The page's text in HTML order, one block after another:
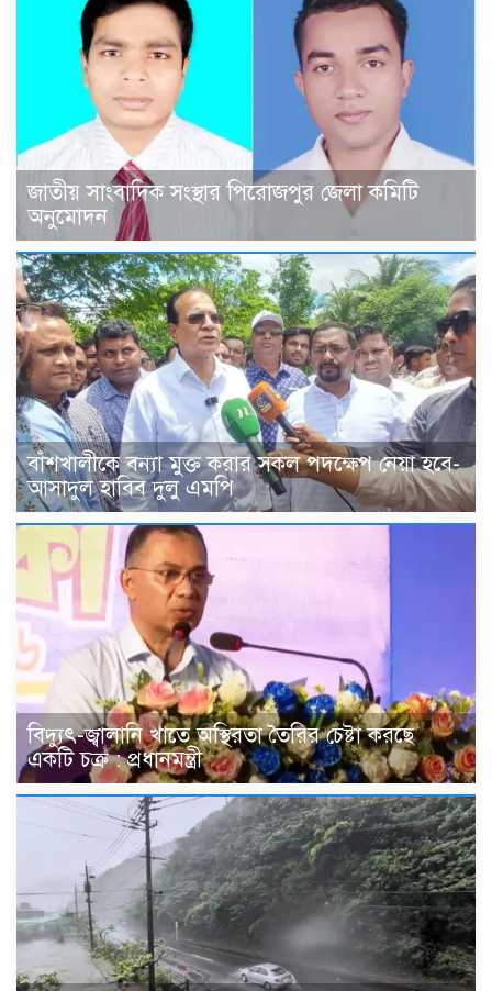
জাতীয় সাংবাদিক সংস্থার পিরোজপুর জেলা কমিটি
অনুমোদন
বাঁশখালীকে বন্যা মুক্ত করার সকল পদক্ষেপ নেয়া হবে-
আসাদুল হাবিব দুলু এমপি
বিদ্যুৎ-জ্বালানি খাতে অস্থিরতা তৈরির চেষ্টা করছে
একটি চক্র : প্রধানমন্ত্রী